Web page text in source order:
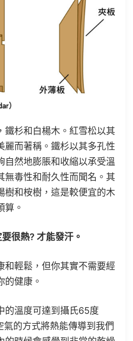
鐵杉和白楊木。紅雪松以其
麗而著稱。鐵杉以其多孔性
自然地膨脹和收縮以承受溫
無毒性和耐久性而聞名。其
樹和桉樹，這是較便宜的木
算。
很熱? 才能發汗。
和輕鬆，但你其實不需要經
的健康。
的溫度可達到攝氏65度
的方式將熱能傳導到我們